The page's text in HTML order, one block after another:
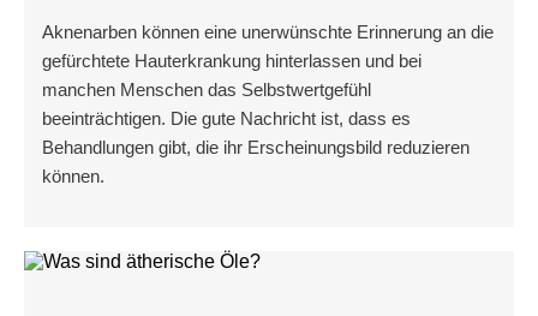
Aknenarben können eine unerwünschte Erinnerung an die
gefürchtete Hauterkrankung hinterlassen und bei
manchen Menschen das Selbstwertgefühl
beeinträchtigen. Die gute Nachricht ist, dass es
Behandlungen gibt, die ihr Erscheinungsbild reduzieren
können.